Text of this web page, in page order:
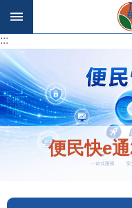
跳到主要內容區塊
:::
:::
便民快e